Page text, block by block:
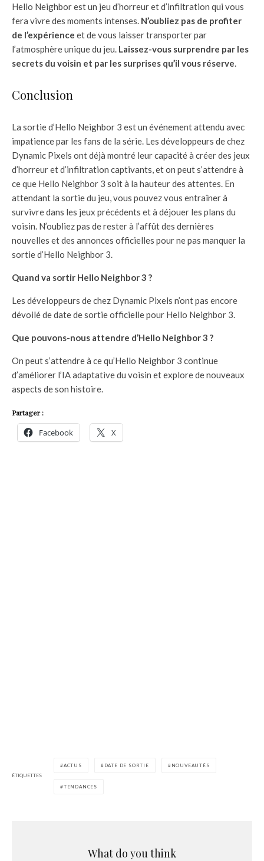
Hello Neighbor est un jeu d’horreur et d’infiltration qui vous
fera vivre des moments intenses. N’oubliez pas de profiter
de l’expérience et de vous laisser transporter par
l’atmosphère unique du jeu. Laissez-vous surprendre par les
secrets du voisin et par les surprises qu’il vous réserve.
Conclusion
La sortie d’Hello Neighbor 3 est un événement attendu avec
impatience par les fans de la série. Les développeurs de chez
Dynamic Pixels ont déjà montré leur capacité à créer des jeux
d’horreur et d’infiltration captivants, et on peut s’attendre à
ce que Hello Neighbor 3 soit à la hauteur des attentes. En
attendant la sortie du jeu, vous pouvez vous entraîner à
survivre dans les jeux précédents et à déjouer les plans du
voisin. N’oubliez pas de rester à l’affût des dernières
nouvelles et des annonces officielles pour ne pas manquer la
sortie d’Hello Neighbor 3.
Quand va sortir Hello Neighbor 3 ?
Les développeurs de chez Dynamic Pixels n’ont pas encore
dévoilé de date de sortie officielle pour Hello Neighbor 3.
Que pouvons-nous attendre d’Hello Neighbor 3 ?
On peut s’attendre à ce qu’Hello Neighbor 3 continue
d’améliorer l’IA adaptative du voisin et explore de nouveaux
aspects de son histoire.
Partager :
Facebook X
ÉTIQUETTES
ACTUS DATE DE SORTIE NOUVEAUTÉS
TENDANCES
What do you think